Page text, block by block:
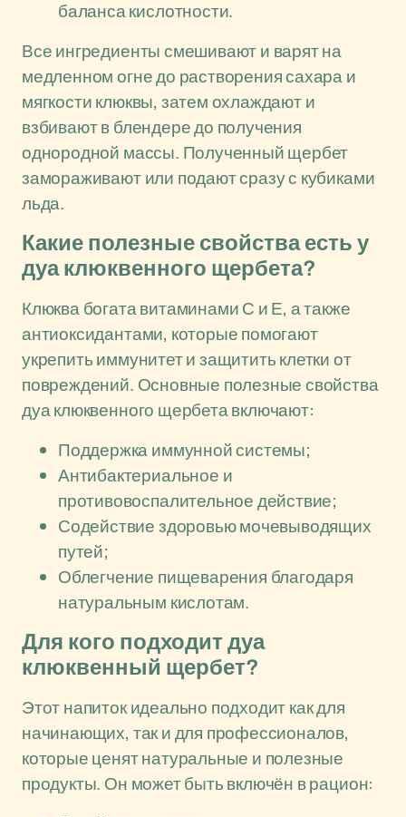
баланса кислотности.
Все ингредиенты смешивают и варят на
медленном огне до растворения сахара и
мягкости клюквы, затем охлаждают и
взбивают в блендере до получения
однородной массы. Полученный щербет
замораживают или подают сразу с кубиками
льда.
Какие полезные свойства есть у
дуа клюквенного щербета?
Клюква богата витаминами С и Е, а также
антиоксидантами, которые помогают
укрепить иммунитет и защитить клетки от
повреждений. Основные полезные свойства
дуа клюквенного щербета включают:
Поддержка иммунной системы;
Антибактериальное и
противовоспалительное действие;
Содействие здоровью мочевыводящих
путей;
Облегчение пищеварения благодаря
натуральным кислотам.
Для кого подходит дуа
клюквенный щербет?
Этот напиток идеально подходит как для
начинающих, так и для профессионалов,
которые ценят натуральные и полезные
продукты. Он может быть включён в рацион: